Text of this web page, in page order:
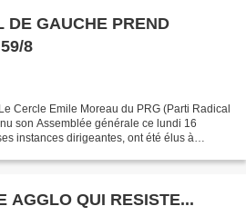
DE GAUCHE PREND
8
Cercle Emile Moreau du PRG (Parti Radical
son Assemblée générale ce lundi 16
instances dirigeantes, ont été élus à
AGGLO QUI RESISTE...